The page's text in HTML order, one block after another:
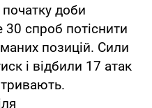
початку доби
спроб потіснити
позицій. Сили
і відбили 17 атак